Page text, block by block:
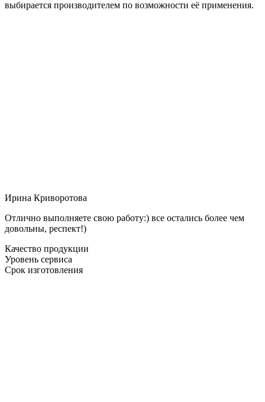
выбирается производителем по возможности её применения.
Ирина Криворотова
Отлично выполняете свою работу:) все остались более чем
довольны, респект!)
Качество продукции
Уровень сервиса
Срок изготовления